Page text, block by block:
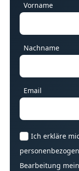
Vorname
Nachname
Email
Ich erkläre
Bearbeitung